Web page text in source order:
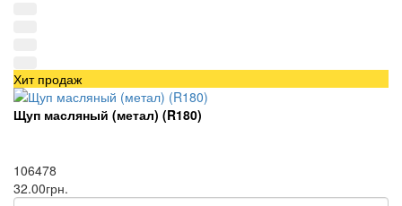
Хит продаж
Щуп масляный (метал) (R180)
106478
32.00грн.